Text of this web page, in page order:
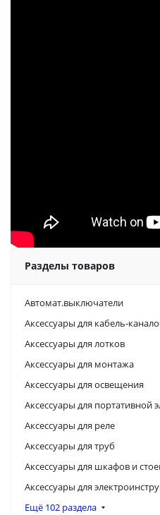
Разделы товаров
Автомат.выключатели
Аксессуары для кабель-
Аксессуары для лотков
Аксессуары для монтажа
Аксессуары для освещения
Аксессуары для портативной
Аксессуары для реле
Аксессуары для труб
Аксессуары для шкафов и
Аксессуары для
Ещё 102 раздела